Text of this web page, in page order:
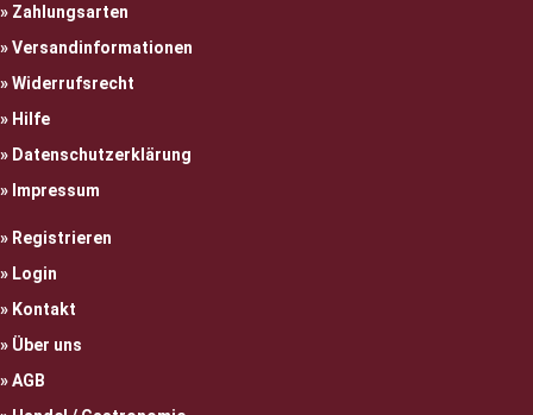
Zahlungsarten
Versandinformationen
Widerrufsrecht
Hilfe
Datenschutzerklärung
Impressum
Registrieren
Login
Kontakt
Über uns
AGB